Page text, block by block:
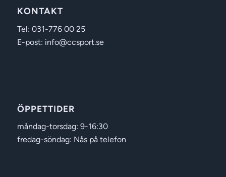
KONTAKT
Tel: 031-776 00 25
E-post: info@ccsport.se
ÖPPETTIDER
måndag-torsdag: 9-16:30
fredag-söndag: Nås på telefon